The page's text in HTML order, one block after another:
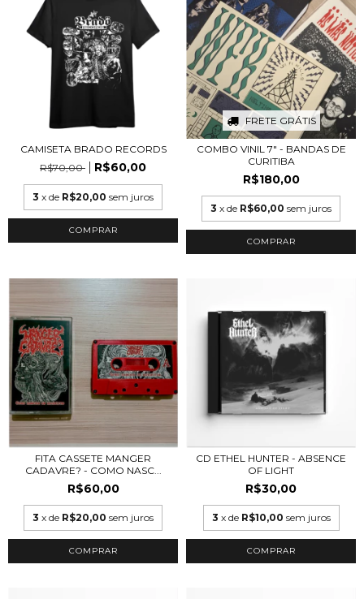
CAMISETA BRADO RECORDS
R$70,00
R$60,00
3 x de R$20,00 sem juros
COMPRAR
FRETE GRÁTIS
COMBO VINIL 7" - BANDAS DE
CURITIBA
R$180,00
3 x de R$60,00 sem juros
FITA CASSETE MANGER
CADAVRE? - COMO NASC...
R$60,00
3 x de R$20,00 sem juros
CD ETHEL HUNTER - ABSENCE
OF LIGHT
R$30,00
3 x de R$10,00 sem juros